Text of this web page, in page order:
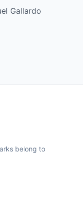
Gallardo
belong to